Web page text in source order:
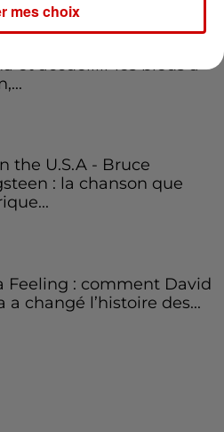
the U.S.A - Bruce
: la chanson que
Feeling : comment David
a changé l’histoire des...
mes choix